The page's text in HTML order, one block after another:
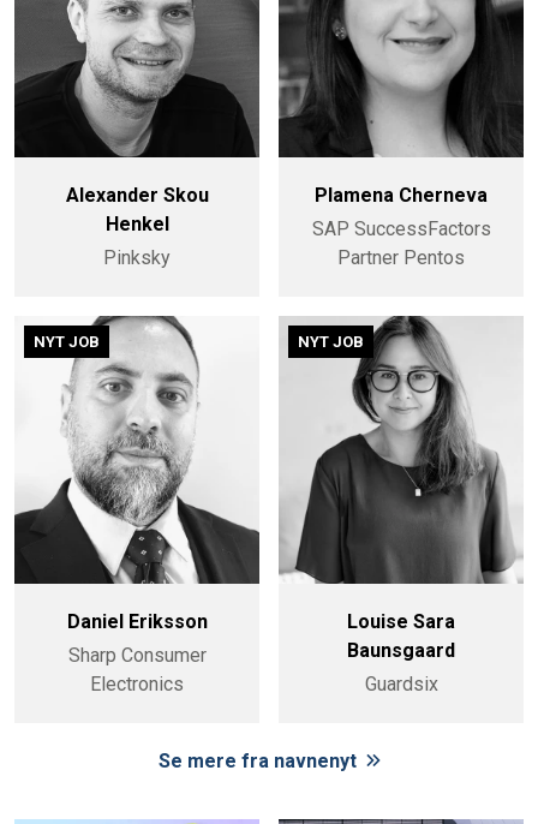
Alexander Skou
Henkel
Pinksky
Plamena Cherneva
SAP SuccessFactors
Partner Pentos
NYT JOB
Daniel Eriksson
Sharp Consumer
Electronics
NYT JOB
Louise Sara
Baunsgaard
Guardsix
Se mere fra navnenyt